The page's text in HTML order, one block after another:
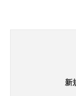
新